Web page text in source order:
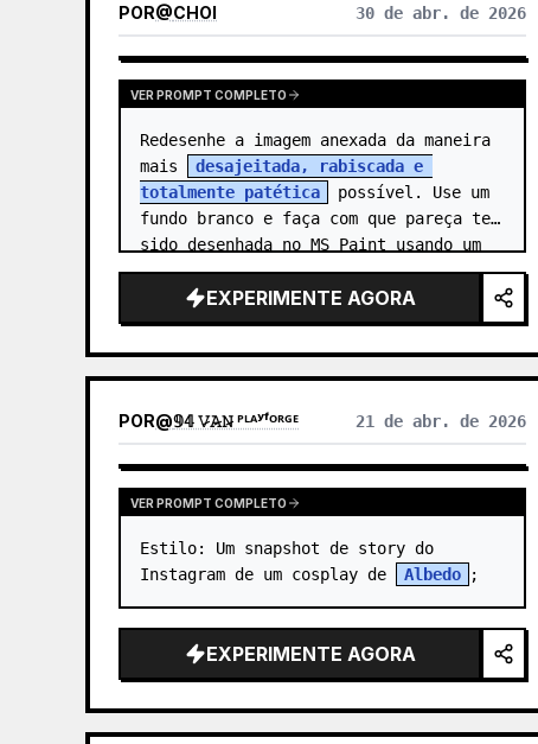
POR@CHOI 30 de abr. de 2026
VER PROMPT COMPLETO
Redesenhe a imagem anexada da maneira
mais
desajeitada, rabiscada e
totalmente patética
possível. Use um
fundo branco e faça com que pareça ter
sido desenhada no MS Paint usando um
mouse. …
EXPERIMENTE AGORA
POR@𝟡𝟜 𝚅̷𝙰̷𝙽̷ ᴾᴸᴬʸᶠᴼᴿᴳᴱ 21 de abr. de 2026
VER PROMPT COMPLETO
Estilo: Um snapshot de story do
Instagram de um cosplay de
Albedo ;
EXPERIMENTE AGORA